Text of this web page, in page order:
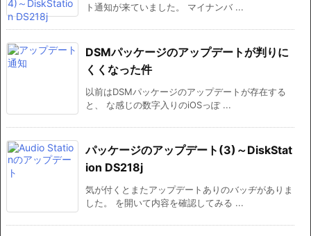
ト通知が来ていました。 マイナンバ ...
DSMパッケージのアップデートが判りに
くくなった件
以前はDSMパッケージのアップデートが存在する
と、 な感じの数字入りのiOSっぽ ...
パッケージのアップデート(3)～DiskStat
ion DS218j
気が付くとまたアップデートありのバッヂがありま
した。 を開いて内容を確認してみる ...